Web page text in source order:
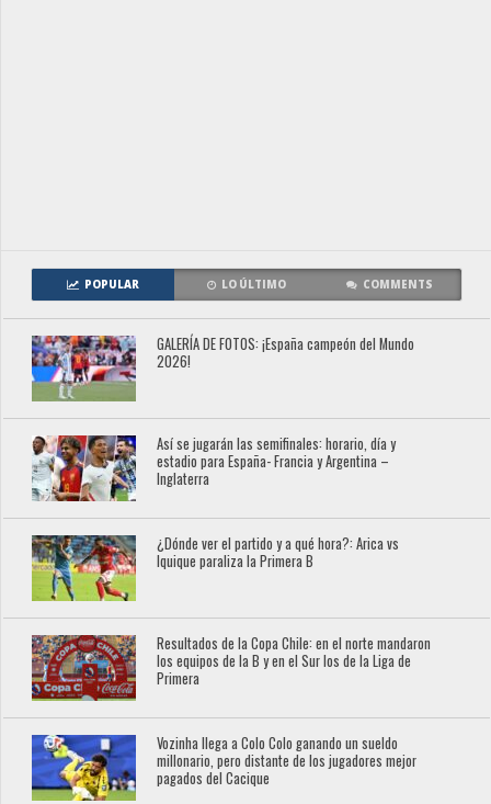
POPULAR LO ÚLTIMO COMMENTS
GALERÍA DE FOTOS: ¡España campeón del Mundo
2026!
Así se jugarán las semifinales: horario, día y
estadio para España- Francia y Argentina –
Inglaterra
¿Dónde ver el partido y a qué hora?: Arica vs
Iquique paraliza la Primera B
Resultados de la Copa Chile: en el norte mandaron
los equipos de la B y en el Sur los de la Liga de
Primera
Vozinha llega a Colo Colo ganando un sueldo
millonario, pero distante de los jugadores mejor
pagados del Cacique